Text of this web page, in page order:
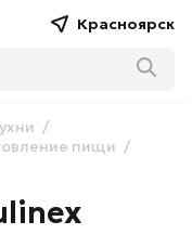
Красноярск
пищи